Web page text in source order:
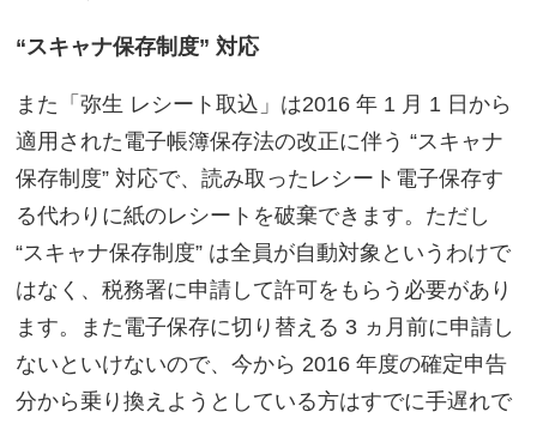
“スキャナ保存制度” 対応
また「弥生 レシート取込」は2016 年 1 月 1 日から
適用された電子帳簿保存法の改正に伴う “スキャナ
保存制度” 対応で、読み取ったレシート電子保存す
る代わりに紙のレシートを破棄できます。ただし
“スキャナ保存制度” は全員が自動対象というわけで
はなく、税務署に申請して許可をもらう必要があり
ます。また電子保存に切り替える 3 ヵ月前に申請し
ないといけないので、今から 2016 年度の確定申告
分から乗り換えようとしている方はすでに手遅れで